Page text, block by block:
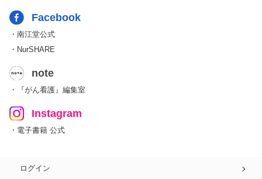
Facebook
・南江堂公式
・NurSHARE
note
・『がん看護』編集室
Instagram
・電子書籍 公式
ログイン